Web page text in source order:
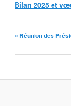
Bilan 2025 et
« Réunion des